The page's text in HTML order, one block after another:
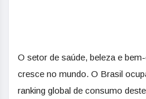
O setor de saúde, beleza e
cresce no mundo. O Brasil
ranking global de consumo